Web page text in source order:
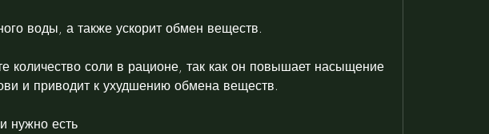
воды, а также ускорит обмен веществ.
количество соли в рационе, так как он повышает насыщение
и приводит к ухудшению обмена веществ.
нужно есть